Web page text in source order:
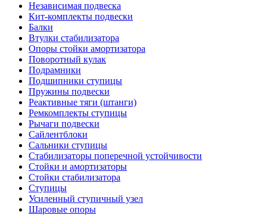
Независимая подвеска
Кит-комплекты подвески
Балки
Втулки стабилизатора
Опоры стойки амортизатора
Поворотный кулак
Подрамники
Подшипники ступицы
Пружины подвески
Реактивные тяги (штанги)
Ремкомплекты ступицы
Рычаги подвески
Сайлентблоки
Сальники ступицы
Стабилизаторы поперечной устойчивости
Стойки и амортизаторы
Стойки стабилизатора
Ступицы
Усиленный ступичный узел
Шаровые опоры